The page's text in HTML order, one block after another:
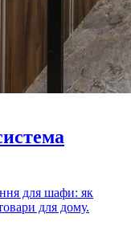
для шафи: як
для дому.